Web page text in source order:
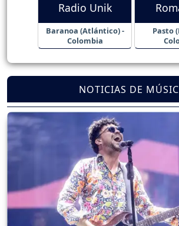
Radio Unik
Baranoa (Atlántico) -
Colombia
Pasto
NOTICIAS DE